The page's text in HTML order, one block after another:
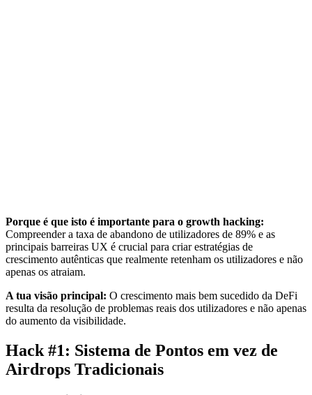
Porque é que isto é importante para o growth hacking:
Compreender a taxa de abandono de utilizadores de 89% e as
principais barreiras UX é crucial para criar estratégias de
crescimento autênticas que realmente retenham os utilizadores e não
apenas os atraiam.
A tua visão principal: O crescimento mais bem sucedido da DeFi
resulta da resolução de problemas reais dos utilizadores e não apenas
do aumento da visibilidade.
Hack #1: Sistema de Pontos em vez de
Airdrops Tradicionais